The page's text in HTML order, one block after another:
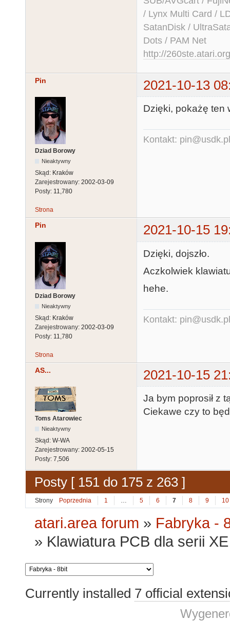
/ Lynx Multi Card /
SatanDisk /
Dots / PAM Net
http://260ste.atari.org
Pin 2021-10-13
Dziad Borowy
Nieaktywny
Skąd: Kraków
Zarejestrowany: 2002-03-09
Posty: 11,780
Dzięki, pokażę ten
Kontakt: pin@usdk.pl
Strona
Pin 2021-10-15
Dziad Borowy
Nieaktywny
Skąd: Kraków
Zarejestrowany: 2002-03-09
Posty: 11,780
Dzięki, dojszło.
Aczkolwiek
hehe.
Kontakt: pin@usdk.pl
Strona
AS... 2021-10-15
Toms Atarowiec
Nieaktywny
Skąd: W-WA
Zarejestrowany: 2002-05-15
Posty: 7,506
Ja bym poprosił z
Ciekawe czy to
Posty [ 151 do 175 z 263 ]
Strony Poprzednia 1 … 5 6 7 8 9 10
atari.area forum » Fabryka -
» Klawiatura PCB dla serii
Currently installed 7 official